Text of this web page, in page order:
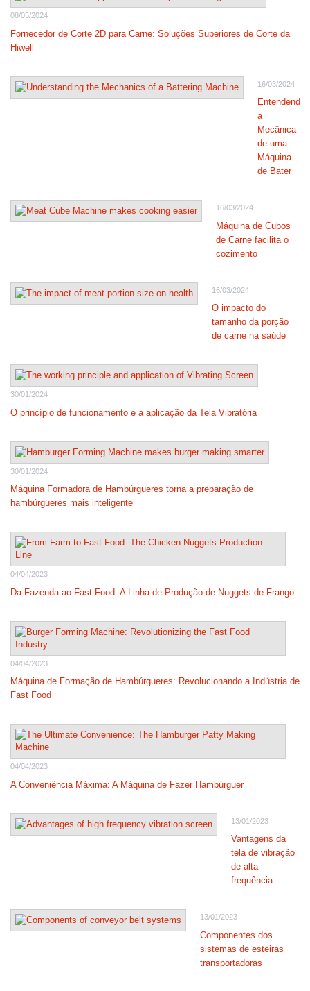
08/05/2024
Fornecedor de Corte 2D para Carne: Soluções Superiores de Corte da
Hiwell
16/03/2024
Entendendo
a
Mecânica
de uma
Máquina
de Bater
16/03/2024
Máquina de Cubos
de Carne facilita o
cozimento
16/03/2024
O impacto do
tamanho da porção
de carne na saúde
30/01/2024
O princípio de funcionamento e a aplicação da Tela Vibratória
30/01/2024
Máquina Formadora de Hambúrgueres torna a preparação de
hambúrgueres mais inteligente
04/04/2023
Da Fazenda ao Fast Food: A Linha de Produção de Nuggets de Frango
04/04/2023
Máquina de Formação de Hambúrgueres: Revolucionando a Indústria de
Fast Food
04/04/2023
A Conveniência Máxima: A Máquina de Fazer Hambúrguer
13/01/2023
Vantagens da
tela de vibração
de alta
frequência
13/01/2023
Componentes dos
sistemas de esteiras
transportadoras